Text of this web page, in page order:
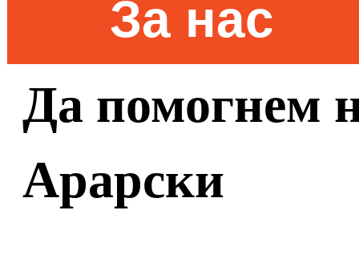
За нас
Да помогнем
Арарски